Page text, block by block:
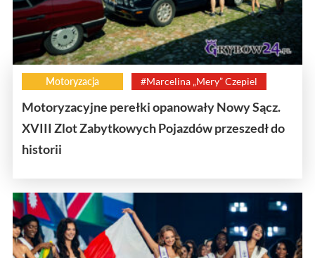
Motoryzacja #Marcelina „Mery” Czepiel
Motoryzacyjne perełki opanowały Nowy Sącz.
XVIII Zlot Zabytkowych Pojazdów przeszedł do
historii